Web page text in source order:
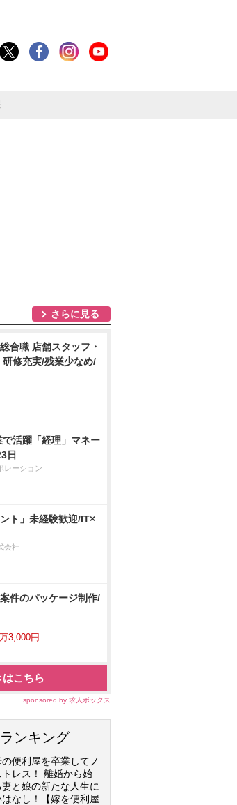
さらに見る
合職 店舗スタッフ・
修充実/残業少なめ/
活躍「経理」マネー
日
レーション
ト」未経験歓迎/IT×
会社
件のパッケージ制作/
3,000円
はこちら
sponsored by 求人ボックス
ンキング
便利屋を卒業してノ
トレス！ 離婚から始
妻と娘の新たな人生に
なし！【嫁を便利屋